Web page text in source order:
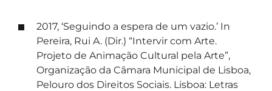
2017, ‘Seguindo a espera de um vazio.’ In
Pereira, Rui A. (Dir.) “Intervir com Arte.
Projeto de Animação Cultural pela Arte”,
Organização da Câmara Municipal de Lisboa,
Pelouro dos Direitos Sociais. Lisboa: Letras